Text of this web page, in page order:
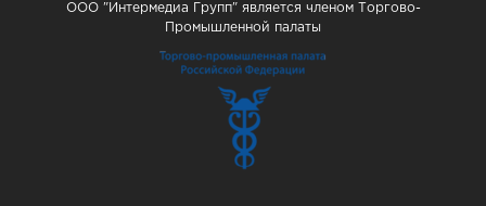
ООО "Интермедиа Групп" является членом Торгово-
Промышленной палаты